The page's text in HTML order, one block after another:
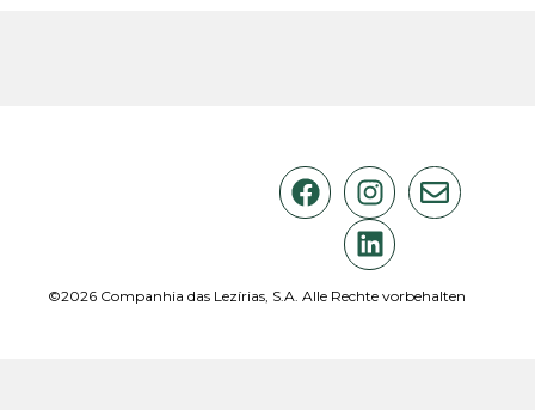
©2026 Companhia das Lezírias, S.A. Alle Rechte vorbehalten